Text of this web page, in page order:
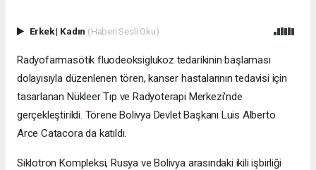
Erkek| Kadın (Haberi Sesli Oku)
Radyofarmasötik fluodeoksiglukoz tedarikinin başlaması
dolayısıyla düzenlenen tören, kanser hastalarının tedavisi için
tasarlanan Nükleer Tıp ve Radyoterapi Merkezi'nde
gerçekleştirildi. Törene Bolivya Devlet Başkanı Luis Alberto
Arce Catacora da katıldı.
Siklotron Kompleksi, Rusya ve Bolivya arasındaki ikili işbirliği